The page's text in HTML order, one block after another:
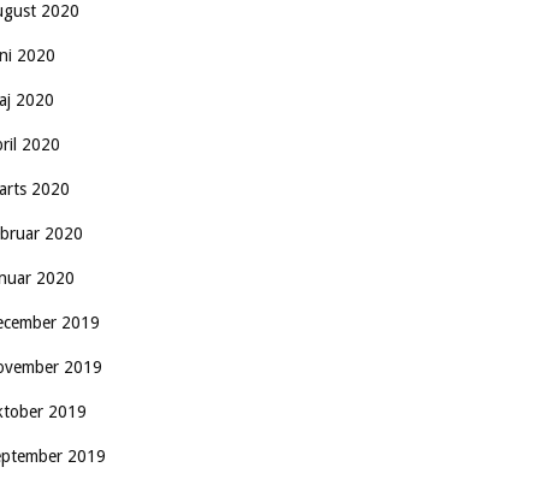
2020
2020
2020
2020
2020
2020
2020
2019
2019
2019
2019